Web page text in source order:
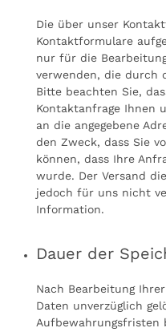
Die über unser
Kontaktformulare
nur für die
verwenden, die durch
Bitte beachten Sie,
Kontaktanfrage Ihnen
an die angegebene
den Zweck, dass Sie
können, dass Ihre
wurde. Der Versand
jedoch für uns nicht
Information.
Dauer der
Nach Bearbeitung
Daten unverzüglich
Aufbewahrungsfristen